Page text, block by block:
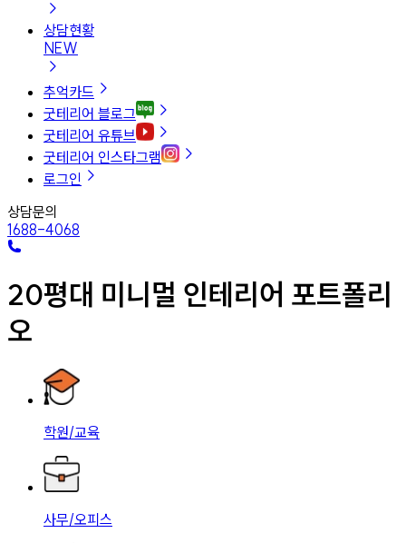
상담현황
NEW
추억카드
굿테리어 블로그
굿테리어 유튜브
굿테리어 인스타그램
로그인
상담문의
1688-4068
20평대 미니멀 인테리어 포트폴리
오
학원/교육
사무/오피스